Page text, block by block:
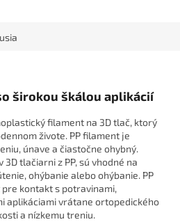
širokou škálou aplikácií
filament na 3D tlač, ktorý
živote. PP filament je
únave a čiastočne ohybný.
tlačiarni z PP, sú vhodné na
ohýbanie alebo ohýbanie. PP
kontakt s potravinami,
aplikáciami vrátane ortopedického
a nízkemu treniu.